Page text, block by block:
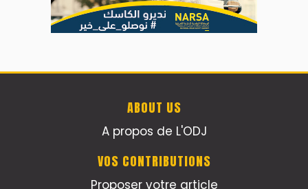
ABOUT US
A propos de L'ODJ
VOS CONTRIBUTIONS
Proposer votre article